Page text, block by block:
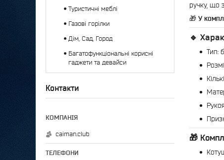
ручку, що
🎁 У
🔹
Тип:
🎁
Туристичні меблі
Газові горілки
Дім, Сад, Город
Багатофункціональні корисні
гаджети та девайси
Контакти
caiman.club